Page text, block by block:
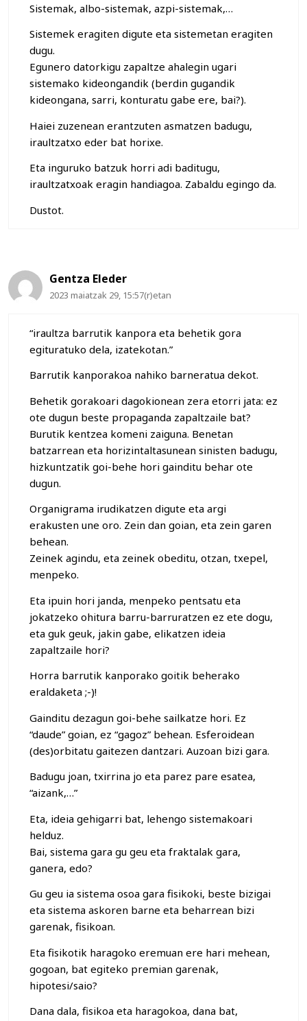
Sistemak, albo-sistemak, azpi-sistemak,…
Sistemek eragiten digute eta sistemetan eragiten
dugu.
Egunero datorkigu zapaltze ahalegin ugari
sistemako kideongandik (berdin gugandik
kideongana, sarri, konturatu gabe ere, bai?).
Haiei zuzenean erantzuten asmatzen badugu,
iraultzatxo eder bat horixe.
Eta inguruko batzuk horri adi baditugu,
iraultzatxoak eragin handiagoa. Zabaldu egingo da.
Dustot.
Gentza Eleder
2023 maiatzak 29, 15:57(r)etan
“iraultza barrutik kanpora eta behetik gora
egituratuko dela, izatekotan.”
Barrutik kanporakoa nahiko barneratua dekot.
Behetik gorakoari dagokionean zera etorri jata: ez
ote dugun beste propaganda zapaltzaile bat?
Burutik kentzea komeni zaiguna. Benetan
batzarrean eta horizintaltasunean sinisten badugu,
hizkuntzatik goi-behe hori gainditu behar ote
dugun.
Organigrama irudikatzen digute eta argi
erakusten une oro. Zein dan goian, eta zein garen
behean.
Zeinek agindu, eta zeinek obeditu, otzan, txepel,
menpeko.
Eta ipuin hori janda, menpeko pentsatu eta
jokatzeko ohitura barru-barruratzen ez ete dogu,
eta guk geuk, jakin gabe, elikatzen ideia
zapaltzaile hori?
Horra barrutik kanporako goitik beherako
eraldaketa ;-)!
Gainditu dezagun goi-behe sailkatze hori. Ez
“daude” goian, ez “gagoz” behean. Esferoidean
(des)orbitatu gaitezen dantzari. Auzoan bizi gara.
Badugu joan, txirrina jo eta parez pare esatea,
“aizank,…”
Eta, ideia gehigarri bat, lehengo sistemakoari
helduz.
Bai, sistema gara gu geu eta fraktalak gara,
ganera, edo?
Gu geu ia sistema osoa gara fisikoki, beste bizigai
eta sistema askoren barne eta beharrean bizi
garenak, fisikoan.
Eta fisikotik haragoko eremuan ere hari mehean,
gogoan, bat egiteko premian garenak,
hipotesi/saio?
Dana dala, fisikoa eta haragokoa, dana bat,